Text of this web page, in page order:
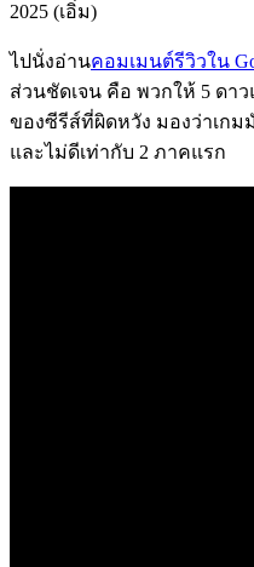
2025 (เอิ่ม)
ไปนั่งอ่านคอมเมนต์รีวิวใน
ส่วนชัดเจน คือ พวกให้ 5 ดา
ของซีรีส์ที่ผิดหวัง มองว่าเก
และไม่ดีเท่ากับ 2 ภาคแรก